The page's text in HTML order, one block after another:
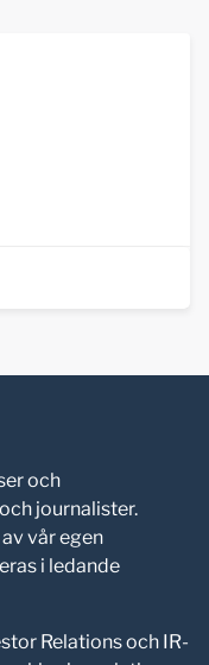
och
journalister.
vår egen
i ledande
Relations och IR-